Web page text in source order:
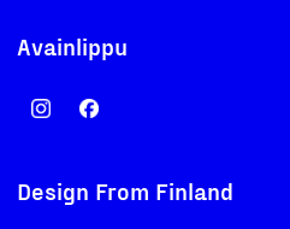
Avainlippu
Design From Finland